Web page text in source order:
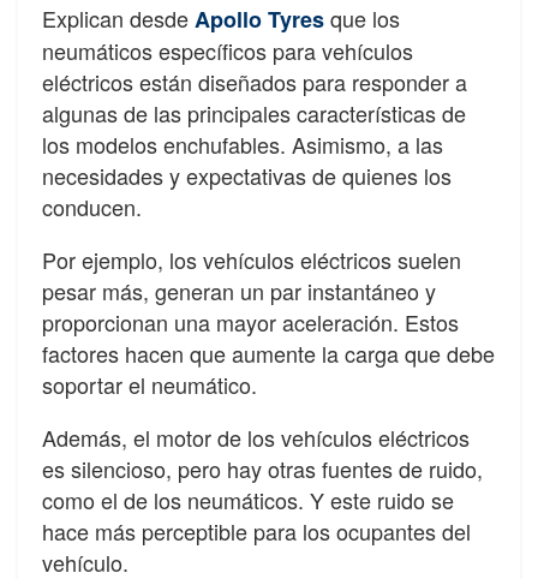
Explican desdeApollo Tyresque los
neumáticos específicos para vehículos
eléctricos están diseñados para responder a
algunas de las principales características de
los modelos enchufables. Asimismo, a las
necesidades y expectativas de quienes los
conducen.
Por ejemplo, los vehículos eléctricos suelen
pesar más, generan un par instantáneo y
proporcionan una mayor aceleración. Estos
factores hacen que aumente la carga que debe
soportar el neumático.
Además, el motor de los vehículos eléctricos
es silencioso, pero hay otras fuentes de ruido,
como el de los neumáticos. Y este ruido se
hace más perceptible para los ocupantes del
vehículo.